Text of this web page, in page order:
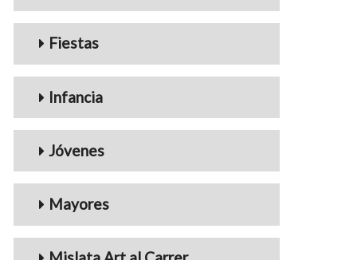
Fiestas
Infancia
Jóvenes
Mayores